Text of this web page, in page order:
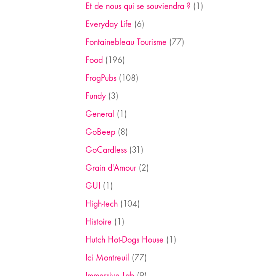
Et de nous qui se souviendra ? (1)
Everyday Life (6)
Fontainebleau Tourisme (77)
Food (196)
FrogPubs(108)
Fundy(3)
General (1)
GoBeep(8)
GoCardless(31)
Grain d'Amour(2)
GUI (1)
High-tech(104)
Histoire (1)
Hutch Hot-Dogs House (1)
Ici Montreuil (77)